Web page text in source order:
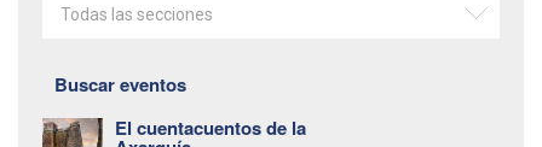
Todas las secciones
Buscar eventos
El cuentacuentos de la